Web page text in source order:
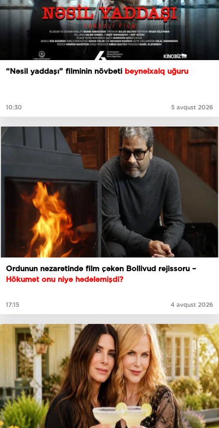
“Nəsil yaddaşı” filminin növbəti beynəlxalq uğuru
10:30 5 avqust 2026
Ordunun nəzarətində film çəkən Bollivud rejissoru –
Hökumət onu niyə hədələmişdi?
17:15 4 avqust 2026